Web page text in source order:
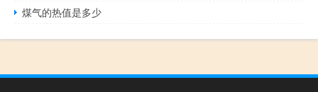
煤气的热值是多少